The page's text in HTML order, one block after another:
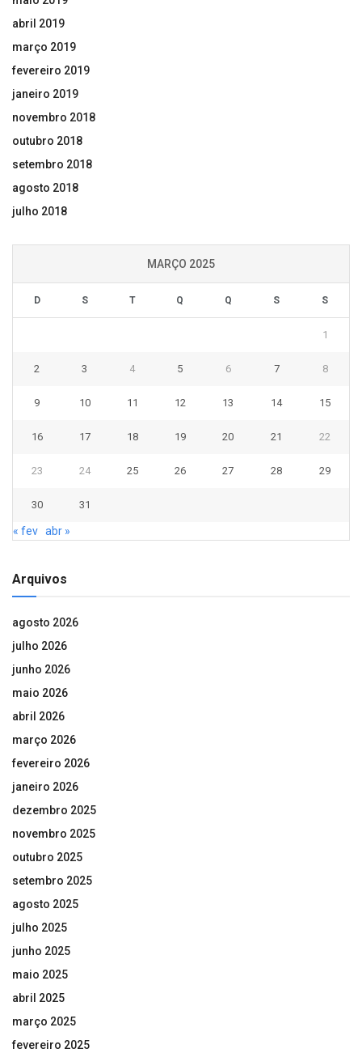
abril 2019
março 2019
fevereiro 2019
janeiro 2019
novembro 2018
outubro 2018
setembro 2018
agosto 2018
julho 2018
MARÇO 2025
D S T Q Q S S
1
2 3 4 5 6 7 8
9 10 11 12 13 14 15
16 17 18 19 20 21 22
23 24 25 26 27 28 29
30 31
« fev abr »
Arquivos
agosto 2026
julho 2026
junho 2026
maio 2026
abril 2026
março 2026
fevereiro 2026
janeiro 2026
dezembro 2025
novembro 2025
outubro 2025
setembro 2025
agosto 2025
julho 2025
junho 2025
maio 2025
abril 2025
março 2025
fevereiro 2025